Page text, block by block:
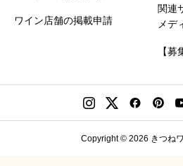
ワイン店舗の掲載申請
関連
メデ
【
Copyright © 2026 きつね